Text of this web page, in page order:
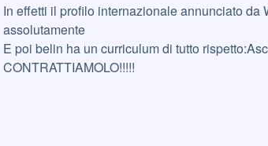
In effetti il profilo internazionale annunciato
assolutamente
E poi belin ha un curriculum di tutto
CONTRATTIAMOLO!!!!!